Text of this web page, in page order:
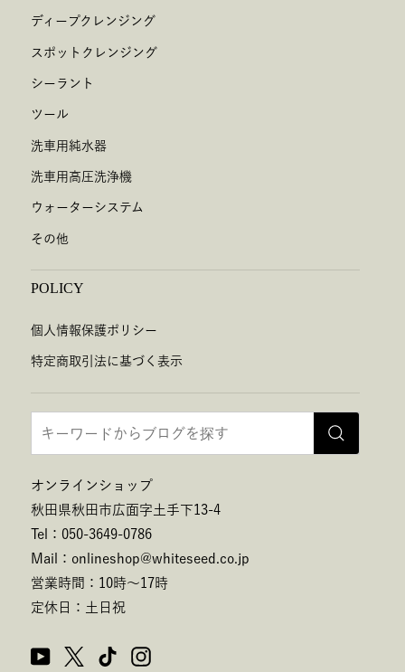
ディープクレンジング
スポットクレンジング
シーラント
ツール
洗車用純水器
洗車用高圧洗浄機
ウォーターシステム
その他
POLICY
個人情報保護ポリシー
特定商取引法に基づく表示
オンラインショップ
秋田県秋田市広面字土手下13-4
Tel：050-3649-0786
Mail：onlineshop@whiteseed.co.jp
営業時間：10時～17時
定休日：土日祝